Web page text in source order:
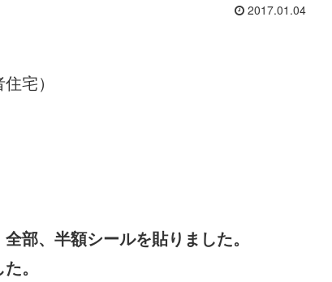
2017.01.04
宅）
部、半額シールを貼りました。
。